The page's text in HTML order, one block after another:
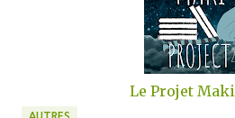
Le Projet